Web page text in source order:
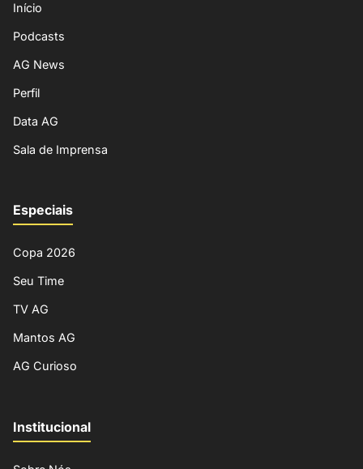
Início
Podcasts
AG News
Perfil
Data AG
Sala de Imprensa
Especiais
Copa 2026
Seu Time
TV AG
Mantos AG
AG Curioso
Institucional